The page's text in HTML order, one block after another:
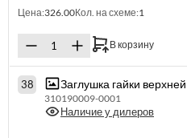
Цена:326.00Кол. на схеме:1
В корзину
38 Заглушка гайки
310190009-0001
Наличие у дилеров